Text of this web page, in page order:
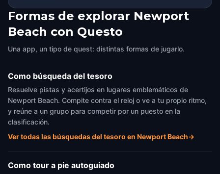
Formas de explorar Newport
Beach con Questo
Una app, un tipo de quest: distintas formas de jugarlo.
Como búsqueda del tesoro
Resuelve pistas y acertijos en lugares emblemáticos de
Newport Beach. Compite contra el reloj o ve a tu propio ritmo,
y reúne a un grupo para competir por un puesto en la
clasificación.
Ver todas las búsquedas del tesoro en Newport Beach→
Como tour a pie autoguiado